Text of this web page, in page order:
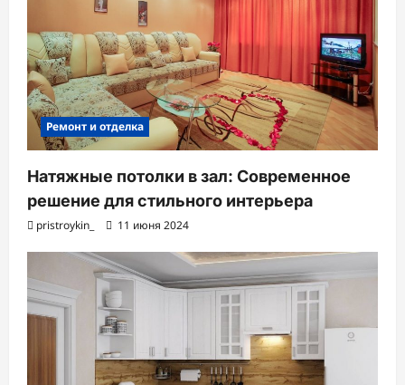
Ремонт и отделка
Натяжные потолки в зал: Современное
решение для стильного интерьера
pristroykin_ 11 июня 2024